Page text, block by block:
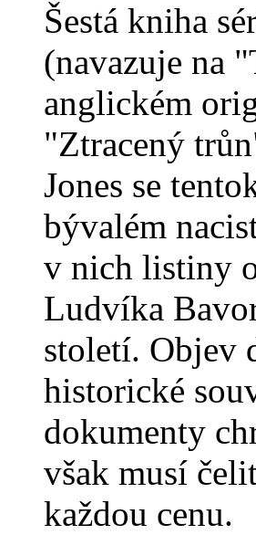
Šestá kniha
(navazuje na
anglickém
"Ztracený
Jones se
bývalém
v nich listiny
Ludvíka
století. Objev
historické
dokumenty
však musí
každou cenu.